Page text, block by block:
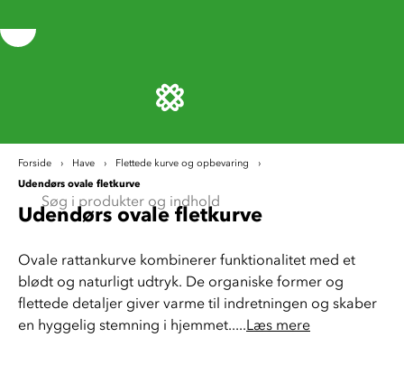
Forside Have Flettede kurve og opbevaring
Udendørs ovale fletkurve
Udendørs ovale fletkurve
Ovale rattankurve kombinerer funktionalitet med et
blødt og naturligt udtryk. De organiske former og
flettede detaljer giver varme til indretningen og skaber
en hyggelig stemning i hjemmet.....Læs mere